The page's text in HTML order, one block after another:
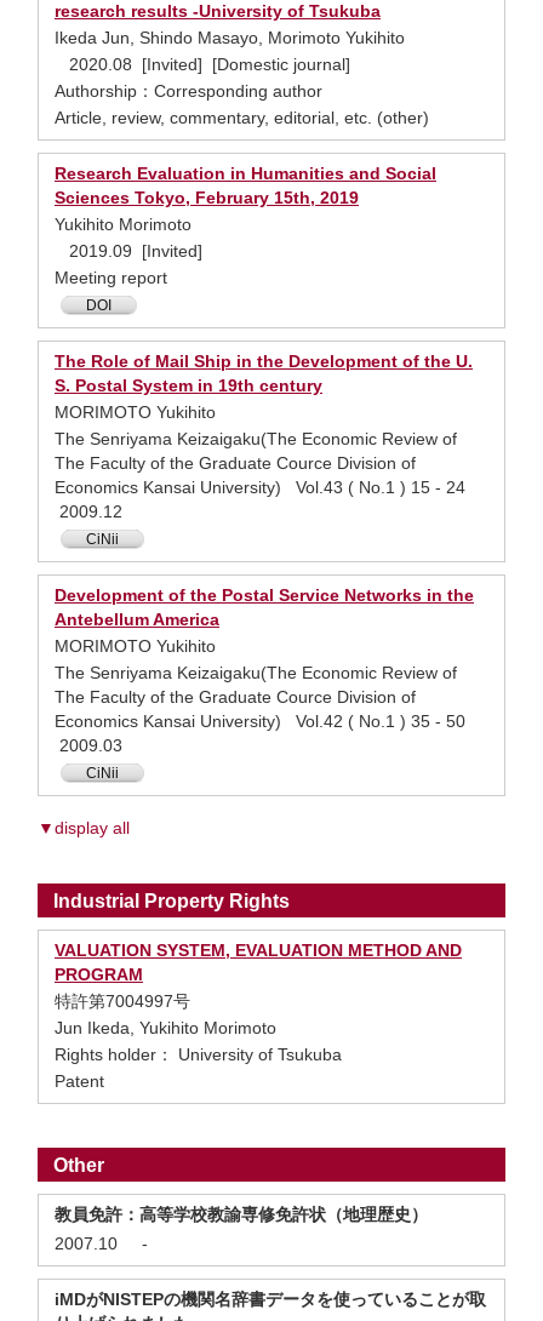
research results -University of Tsukuba
Ikeda Jun, Shindo Masayo, Morimoto Yukihito
2020.08 [Invited] [Domestic journal]
Authorship：Corresponding author
Article, review, commentary, editorial, etc. (other)
Research Evaluation in Humanities and Social
Sciences Tokyo, February 15th, 2019
Yukihito Morimoto
2019.09 [Invited]
Meeting report
DOI
The Role of Mail Ship in the Development of the U.
S. Postal System in 19th century
MORIMOTO Yukihito
The Senriyama Keizaigaku(The Economic Review of
The Faculty of the Graduate Cource Division of
Economics Kansai University) Vol.43 ( No.1 ) 15 - 24
2009.12
CiNii
Development of the Postal Service Networks in the
Antebellum America
MORIMOTO Yukihito
The Senriyama Keizaigaku(The Economic Review of
The Faculty of the Graduate Cource Division of
Economics Kansai University) Vol.42 ( No.1 ) 35 - 50
2009.03
CiNii
▼display all
Industrial Property Rights
VALUATION SYSTEM, EVALUATION METHOD AND
PROGRAM
特許第7004997号
Jun Ikeda, Yukihito Morimoto
Rights holder： University of Tsukuba
Patent
Other
教員免許：高等学校教諭専修免許状（地理歴史）
2007.10
-
iMDがNISTEPの機関名辞書データを使っていることが取